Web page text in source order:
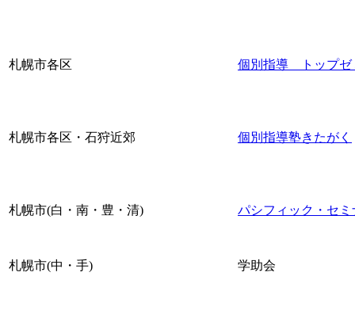
札幌市各区 個別指導 トップゼ
札幌市各区・石狩近郊 個別指導塾きたがく
札幌市(白・南・豊・清) パシフィック・セミ
札幌市(中・手) 学助会